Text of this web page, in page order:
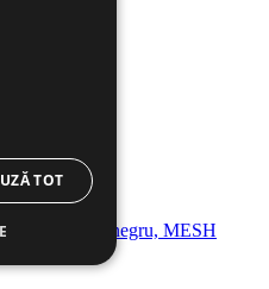
negru, MESH
TOT